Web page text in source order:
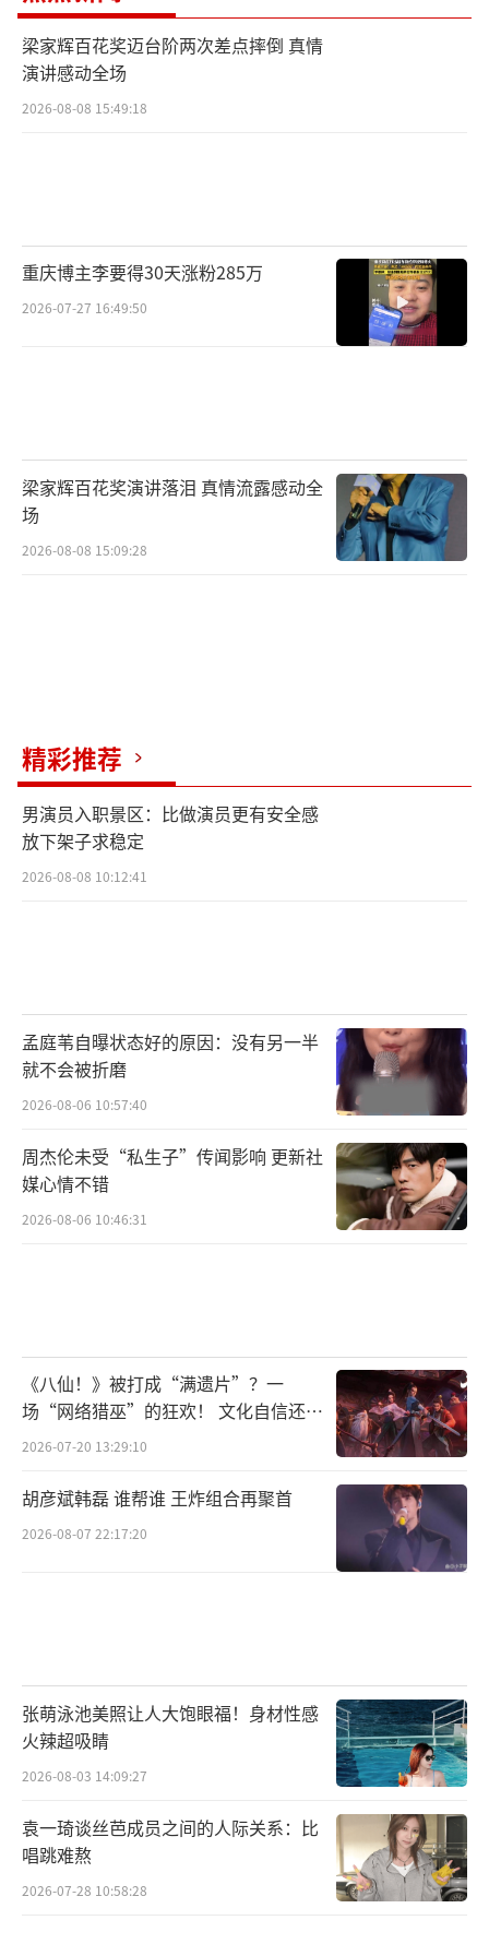
梁家辉百花奖迈台阶两次差点摔倒 真情
演讲感动全场
2026-08-08 15:49:18
重庆博主李要得30天涨粉285万
2026-07-27 16:49:50
梁家辉百花奖演讲落泪 真情流露感动全
场
2026-08-08 15:09:28
精彩推荐
男演员入职景区：比做演员更有安全感
放下架子求稳定
2026-08-08 10:12:41
孟庭苇自曝状态好的原因：没有另一半
就不会被折磨
2026-08-06 10:57:40
周杰伦未受“私生子”传闻影响 更新社
媒心情不错
2026-08-06 10:46:31
《八仙！》被打成“满遗片”？一
场“网络猎巫”的狂欢！ 文化自信还是
焦虑？
2026-07-20 13:29:10
胡彦斌韩磊 谁帮谁 王炸组合再聚首
2026-08-07 22:17:20
张萌泳池美照让人大饱眼福！身材性感
火辣超吸睛
2026-08-03 14:09:27
袁一琦谈丝芭成员之间的人际关系：比
唱跳难熬
2026-07-28 10:58:28